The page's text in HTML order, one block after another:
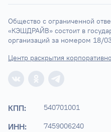
Общество с ограниченной
«КЭШДРАЙВ» состоит в
организаций за номером 18/
Центр раскрытия
КПП: 540701001
ИНН: 7459006240